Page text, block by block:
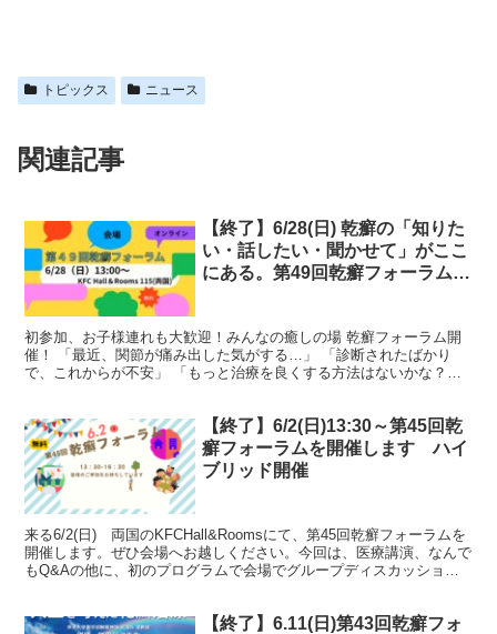
トピックス ニュース
関連記事
【終了】6/28(日) 乾癬の「知りた
い・話したい・聞かせて」がここ
にある。第49回乾癬フォーラムを
初参加、お子様連れも大歓迎！みんなの癒しの場 乾癬フォーラム開
催！ 「最近、関節が痛み出した気がする…」 「診断されたばかり
で、これからが不安」 「もっと治療を良くする方法はないかな？」
【終了】6/2(日)13:30～第45回乾
癬フォーラムを開催します ハイ
ブリッド開催
来る6/2(日) 両国のKFCHall&Roomsにて、第45回乾癬フォーラムを
開催します。ぜひ会場へお越しください。今回は、医療講演、なんで
もQ&Aの他に、初のプログラムで会場でグループディスカッション
【終了】6.11(日)第43回乾癬フォ